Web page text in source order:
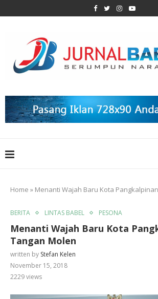
Home » Menanti Wajah Baru Kota
BERITA LINTAS BABEL PESONA
Menanti Wajah Baru Kota
Tangan Molen
written by Stefan Kelen
November 15, 2018
2229views